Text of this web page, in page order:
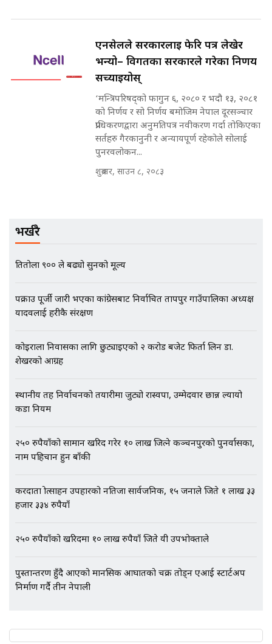
मृतकका परिवारप्रति मेडिकल काउन्सीलको
बदनियत ! न्याय खोज्दै भौतारिदै सुवास
|| THE REPORTER ||
EXCLUSIVE - भिजिट भिसामा सेटिङको
गोप्य अडियो र म्यासेज, गृह मन्त्रालय
कनेक्सन ! || VISIT VISA SCAM
एभरेष्ट अस्पताल फलोअपः CCTV फुटेज
एनसेलले सरकारलाई फेरि पत्र लेखेर
भन्यो– विगतका सरकारले गरेका निर्णय
सच्याइयोस्
‘मन्त्रिपरिषद्को फागुन ६, २०८० र भदौ १३, २०८१
को निर्णय र सो निर्णय बमोजिम नेपाल दूरसञ्चार
प्राधिकरणद्वारा अनुमतिपत्र नवीकरण गर्दा तोकिएका
सर्तहरु गैरकानुनी र अन्यायपूर्ण रहेकोले सोलाई
पुनरवलोकन...
शुक्रबार, साउन ८, २०८३
भर्खरै
प्रतितोला ९०० ले बढ्यो सुनको मूल्य
पक्राउ पूर्जी जारी भएका कांग्रेसबाट निर्वाचित प्रतापपुर गाउँपालिका अध्यक्ष
यादवलाई प्रहरीकै संरक्षण
कोइराला निवासका लागि छुट्याइएको २ करोड बजेट फिर्ता लिन डा.
शेखरको आग्रह
स्थानीय तह निर्वाचनको तयारीमा जुट्यो रास्वपा, उम्मेदवार छान्न ल्यायो
कडा नियम
२५० रुपैयाँको सामान खरिद गरेर १० लाख जित्ने कञ्चनपुरको पुनर्वासका,
नाम पहिचान हुन बाँकी
करदाता प्रोत्साहन उपहारको नतिजा सार्वजनिक, १५ जनाले जिते १ लाख ३३
हजार ३३४ रुपैयाँ
२५० रुपैयाँको खरिदमा १० लाख रुपैयाँ जिते यी उपभोक्ताले
पुस्तान्तरण हुँदै आएको मानसिक आघातको चक्र तोड्न एआई स्टार्टअप
निर्माण गर्दै तीन नेपाली